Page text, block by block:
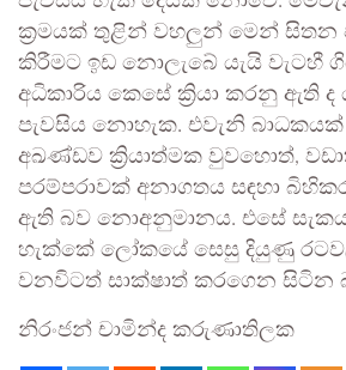
ක්‍රමයක් තුළින් වහලුන් මෙන් සිතන
කිරීමට ඉඩ නොලැබේ යැයි වැටහී
අධිකාරිය කෙසේ ක්‍රියා කරනු ඇති
පැවසිය නොහැක. එවැනි
අඛණ්ඩව ක්‍රියාත්මක වුවහොත්,
පරම්පරාවක් අනාගතය සඳහා
ඇති බව නොඅනුමානය. එසේ
හැක්කේ ලෝකයේ සෙසු දියුණු
වනවිටත් සාක්ෂාත් කරගෙන සිටින
නිරංජන් චාමින්ද කරුණාතිලක